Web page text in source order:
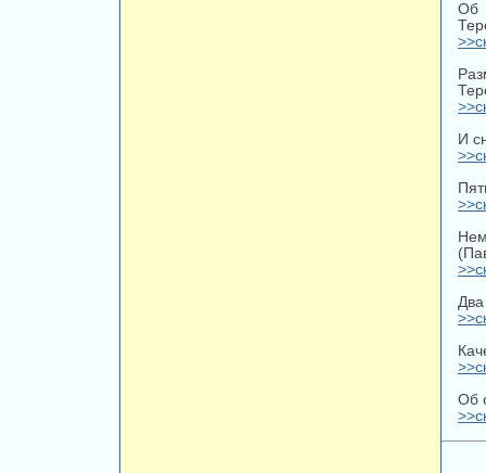
Об
И
Об